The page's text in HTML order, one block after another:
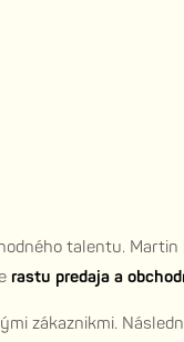
talentu.
rastu predaja a
zákaznikmi.